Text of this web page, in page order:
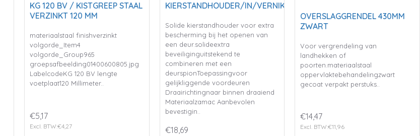
KG 120 BV / KISTGREEP STAAL
VERZINKT 120 MM
materiaalstaal finishverzinkt
volgorde_Item4
volgorde_Group965
groepsafbeelding01400600805.jpg
LabelcodeKG 120 BV lengte
voetplaat120 Millimeter..
€5,17
Excl. BTW:€4,27
KIERSTANDHOUDER/IN/VERNIKKELD/BL
Solide kierstandhouder voor extra
bescherming bij het openen van
een deur.solideextra
beveiliginguitstekend te
combineren met een
deurspionToepassingvoor
gelijkliggende voordeuren
Draairichtingnaar binnen draaiend
Materiaalzamac Aanbevolen
bevestigin..
€18,69
OVERSLAGGRENDEL 430MM
ZWART
Voor vergrendeling van
landhekken of
poorten.materiaalstaal
oppervlaktebehandelingzwart
gecoat verpakt perstuks..
€14,47
Excl. BTW:€11,96